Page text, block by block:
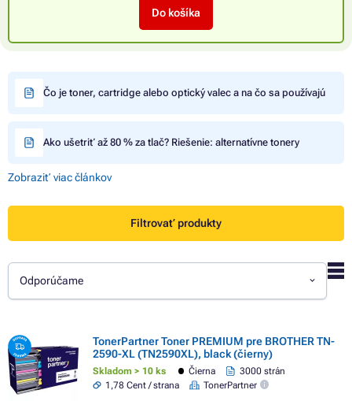
Do košíka
Čo je toner, cartridge alebo optický valec a na čo sa používajú
Ako ušetriť až 80 % za tlač? Riešenie: alternatívne tonery
Zobraziť viac článkov
Filtrovať produkty
Odporúčame
TonerPartner Toner PREMIUM pre BROTHER TN-
2590-XL (TN2590XL), black (čierny)
Skladom > 10 ks Čierna
3000 strán
1,78 Cent / strana
TonerPartner